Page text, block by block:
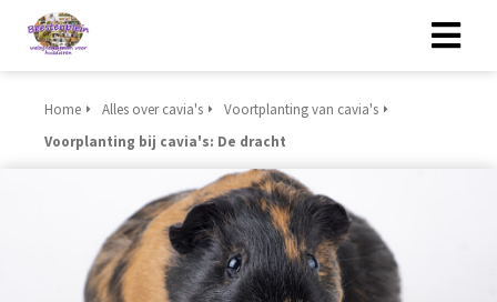
Home Alles over cavia's
Voortplanting van cavia's
Voorplanting bij cavia's: De dracht